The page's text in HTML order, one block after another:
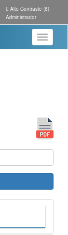
Alto Contraste (6)
Administrador
Toggle